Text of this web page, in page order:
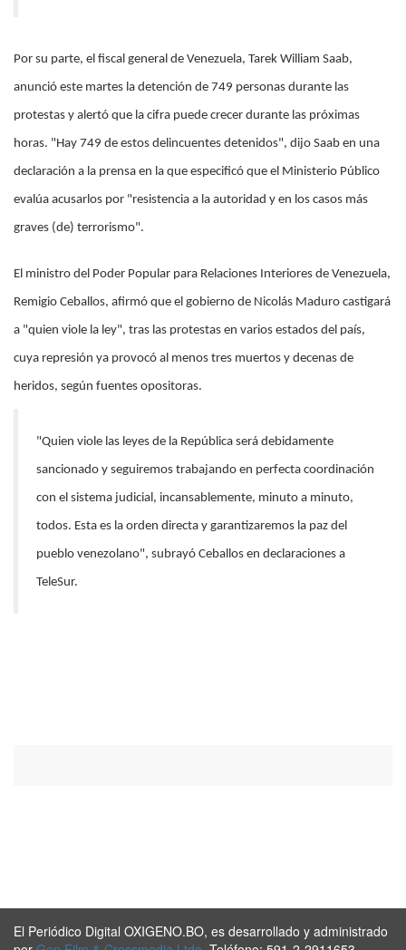
Por su parte, el fiscal general de Venezuela, Tarek William Saab,
anunció este martes la detención de 749 personas durante las
protestas y alertó que la cifra puede crecer durante las próximas
horas. "Hay 749 de estos delincuentes detenidos", dijo Saab en una
declaración a la prensa en la que especificó que el Ministerio Público
evalúa acusarlos por "resistencia a la autoridad y en los casos más
graves (de) terrorismo".
El ministro del Poder Popular para Relaciones Interiores de Venezuela,
Remigio Ceballos, afirmó que el gobierno de Nicolás Maduro castigará
a "quien viole la ley", tras las protestas en varios estados del país,
cuya represión ya provocó al menos tres muertos y decenas de
heridos, según fuentes opositoras.
"Quien viole las leyes de la República será debidamente
sancionado y seguiremos trabajando en perfecta coordinación
con el sistema judicial, incansablemente, minuto a minuto,
todos. Esta es la orden directa y garantizaremos la paz del
pueblo venezolano", subrayó Ceballos en declaraciones a
TeleSur.
El Periódico Digital OXIGENO.BO, es desarrollado y administrado